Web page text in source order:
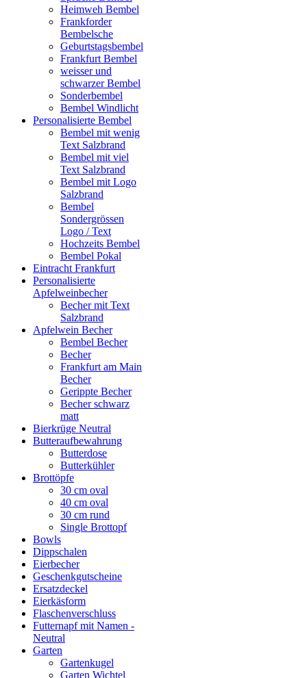
Heimweh Bembel
Frankforder
Bembelsche
Geburtstagsbembel
Frankfurt Bembel
weisser und
schwarzer Bembel
Sonderbembel
Bembel Windlicht
Personalisierte Bembel
Bembel mit wenig
Text Salzbrand
Bembel mit viel
Text Salzbrand
Bembel mit Logo
Salzbrand
Bembel
Sondergrössen
Logo / Text
Hochzeits Bembel
Bembel Pokal
Eintracht Frankfurt
Personalisierte
Apfelweinbecher
Becher mit Text
Salzbrand
Apfelwein Becher
Bembel Becher
Becher
Frankfurt am Main
Becher
Gerippte Becher
Becher schwarz
matt
Bierkrüge Neutral
Butteraufbewahrung
Butterdose
Butterkühler
Brottöpfe
30 cm oval
40 cm oval
30 cm rund
Single Brottopf
Bowls
Dippschalen
Eierbecher
Geschenkgutscheine
Ersatzdeckel
Eierkäsform
Flaschenverschluss
Futternapf mit Namen -
Neutral
Garten
Gartenkugel
Garten Wichtel